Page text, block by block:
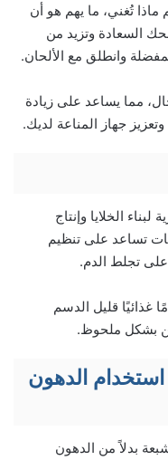
تُغني، ما يهم هو أن
السعادة وتزيد من
وانطلق مع الألحان.
مما يساعد على زيادة
جهاز المناعة لديك.
لبناء الخلايا وإنتاج
تساعد على تنظيم
على تجلط الدم.
غذائيًا قليل الدسم
بشكل ملحوظ.
الدهون
بدلاً من الدهون